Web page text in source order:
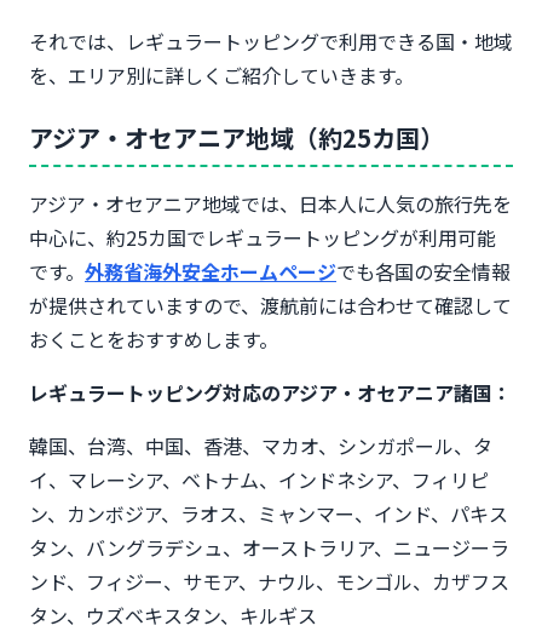
それでは、レギュラートッピングで利用できる国・地域
を、エリア別に詳しくご紹介していきます。
アジア・オセアニア地域（約25カ国）
アジア・オセアニア地域では、日本人に人気の旅行先を
中心に、約25カ国でレギュラートッピングが利用可能
です。 外務省海外安全ホームページでも各国の安全情報
が提供されていますので、渡航前には合わせて確認して
おくことをおすすめします。
レギュラートッピング対応のアジア・オセアニア諸国：
韓国、台湾、中国、香港、マカオ、シンガポール、タ
イ、マレーシア、ベトナム、インドネシア、フィリピ
ン、カンボジア、ラオス、ミャンマー、インド、パキス
タン、バングラデシュ、オーストラリア、ニュージーラ
ンド、フィジー、サモア、ナウル、モンゴル、カザフス
タン、ウズベキスタン、キルギス